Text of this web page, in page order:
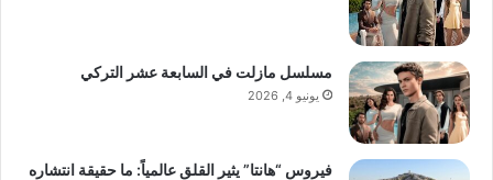
مسلسل مازلت في السابعة عشر التركي
يونيو 4, 2026
فيروس “هانتا” يثير القلق عالمياً: ما حقيقة انتشاره